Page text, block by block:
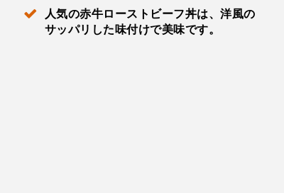
人気の赤牛ローストビーフ丼は、洋風の
サッパリした味付けで美味です。